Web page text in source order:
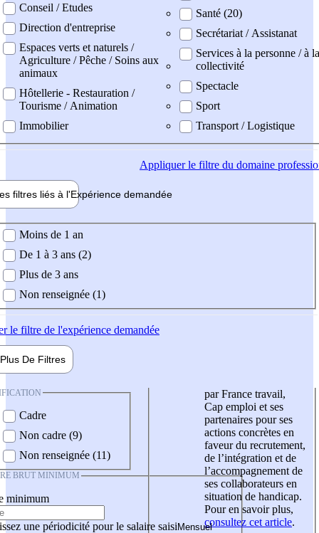
Conseil / Etudes
Direction d'entreprise
Espaces verts et naturels /
Agriculture / Pêche / Soins aux
animaux
Hôtellerie - Restauration /
Tourisme / Animation
Immobilier
Santé (20)
Secrétariat / Assistanat
Services à la personne / à la
collectivité
Spectacle
Sport
Transport / Logistique
Appliquerle filtre du domaine
filtres liés à l'Expérience demandée
demandée
Moins de 1 an
De 1 à 3 ans (2)
Plus de 3 ans
Non renseignée (1)
le filtre de l'expérience demandée
Plus De Filtres
Cadre
Non cadre (9)
Non renseignée (11)
BRUT MINIMUM
minimum
une périodicité pour le salaire saisi
par France travail,
Cap emploi et ses
partenaires pour ses
actions concrètes en
faveur du recrutement,
de l’intégration et de
l’accompagnement de
ses collaborateurs en
situation de handicap.
Pour en savoir plus,
consultez cet article.